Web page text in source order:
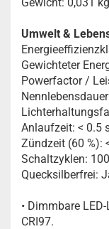
Umwelt &
Gewichteter
Powerfactor /
Anlaufzeit: < 0.5
Zündzeit (60 %):
Schaltzyklen:
Quecksilberfrei:
• Dimmbare
CRI97.